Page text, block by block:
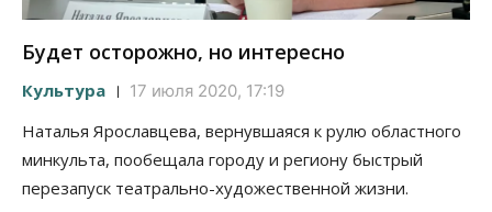
Будет осторожно, но интересно
Культура 17 июля 2020, 17:19
Наталья Ярославцева, вернувшаяся к рулю областного
минкульта, пообещала городу и региону быстрый
перезапуск театрально-художественной жизни.